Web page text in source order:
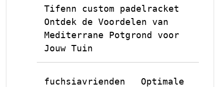
Tifenn custom padelracket
Ontdek de Voordelen van
Mediterrane Potgrond voor
Jouw Tuin
fuchsiavrienden
Optimale